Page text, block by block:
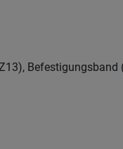
Befestigungsband